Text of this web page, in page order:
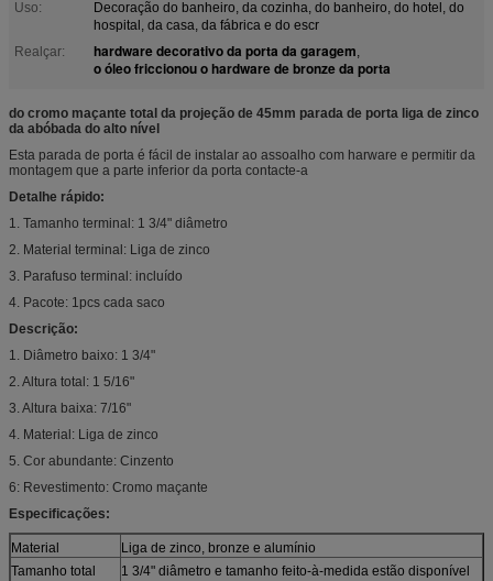
Uso:
Decoração do banheiro, da cozinha, do banheiro, do hotel, do
hospital, da casa, da fábrica e do escr
Realçar:
hardware decorativo da porta da garagem,
o óleo friccionou o hardware de bronze da porta
do cromo maçante total da projeção de 45mm parada de porta liga de zinco
da abóbada do alto nível
Esta parada de porta é fácil de instalar ao assoalho com harware e permitir da
montagem que a parte inferior da porta contacte-a
Detalhe rápido:
1. Tamanho terminal: 1 3/4" diâmetro
2. Material terminal: Liga de zinco
3. Parafuso terminal: incluído
4. Pacote: 1pcs cada saco
Descrição:
1. Diâmetro baixo: 1 3/4"
2. Altura total: 1 5/16"
3. Altura baixa: 7/16"
4. Material: Liga de zinco
5. Cor abundante: Cinzento
6: Revestimento: Cromo maçante
Especificações:
Material
Liga de zinco, bronze e alumínio
Tamanho total
1 3/4" diâmetro e tamanho feito-à-medida estão disponível